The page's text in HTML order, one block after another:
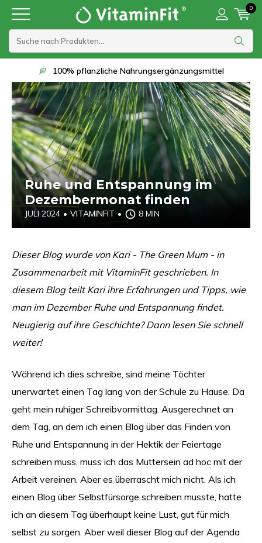
0
Lieferung innerhalb von 1 bis 2 Werktagen
Ruhe und Entspannung im
Dezembermonat finden
JULI 2024 • VITAMINFIT • 8 MIN
Dieser Blog wurde von Kari - The Green Mum - in
Zusammenarbeit mit VitaminFit geschrieben. In
diesem Blog teilt Kari ihre Erfahrungen und Tipps, wie
man im Dezember Ruhe und Entspannung findet.
Neugierig auf ihre Geschichte? Dann lesen Sie schnell
weiter!
Während ich dies schreibe, sind meine Töchter
unerwartet einen Tag lang von der Schule zu Hause. Da
geht mein ruhiger Schreibvormittag. Ausgerechnet an
dem Tag, an dem ich einen Blog über das Finden von
Ruhe und Entspannung in der Hektik der Feiertage
schreiben muss, muss ich das Muttersein ad hoc mit der
Arbeit vereinen. Aber es überrascht mich nicht. Als ich
einen Blog über Selbstfürsorge schreiben musste, hatte
ich an diesem Tag überhaupt keine Lust, gut für mich
selbst zu sorgen. Aber weil dieser Blog auf der Agenda